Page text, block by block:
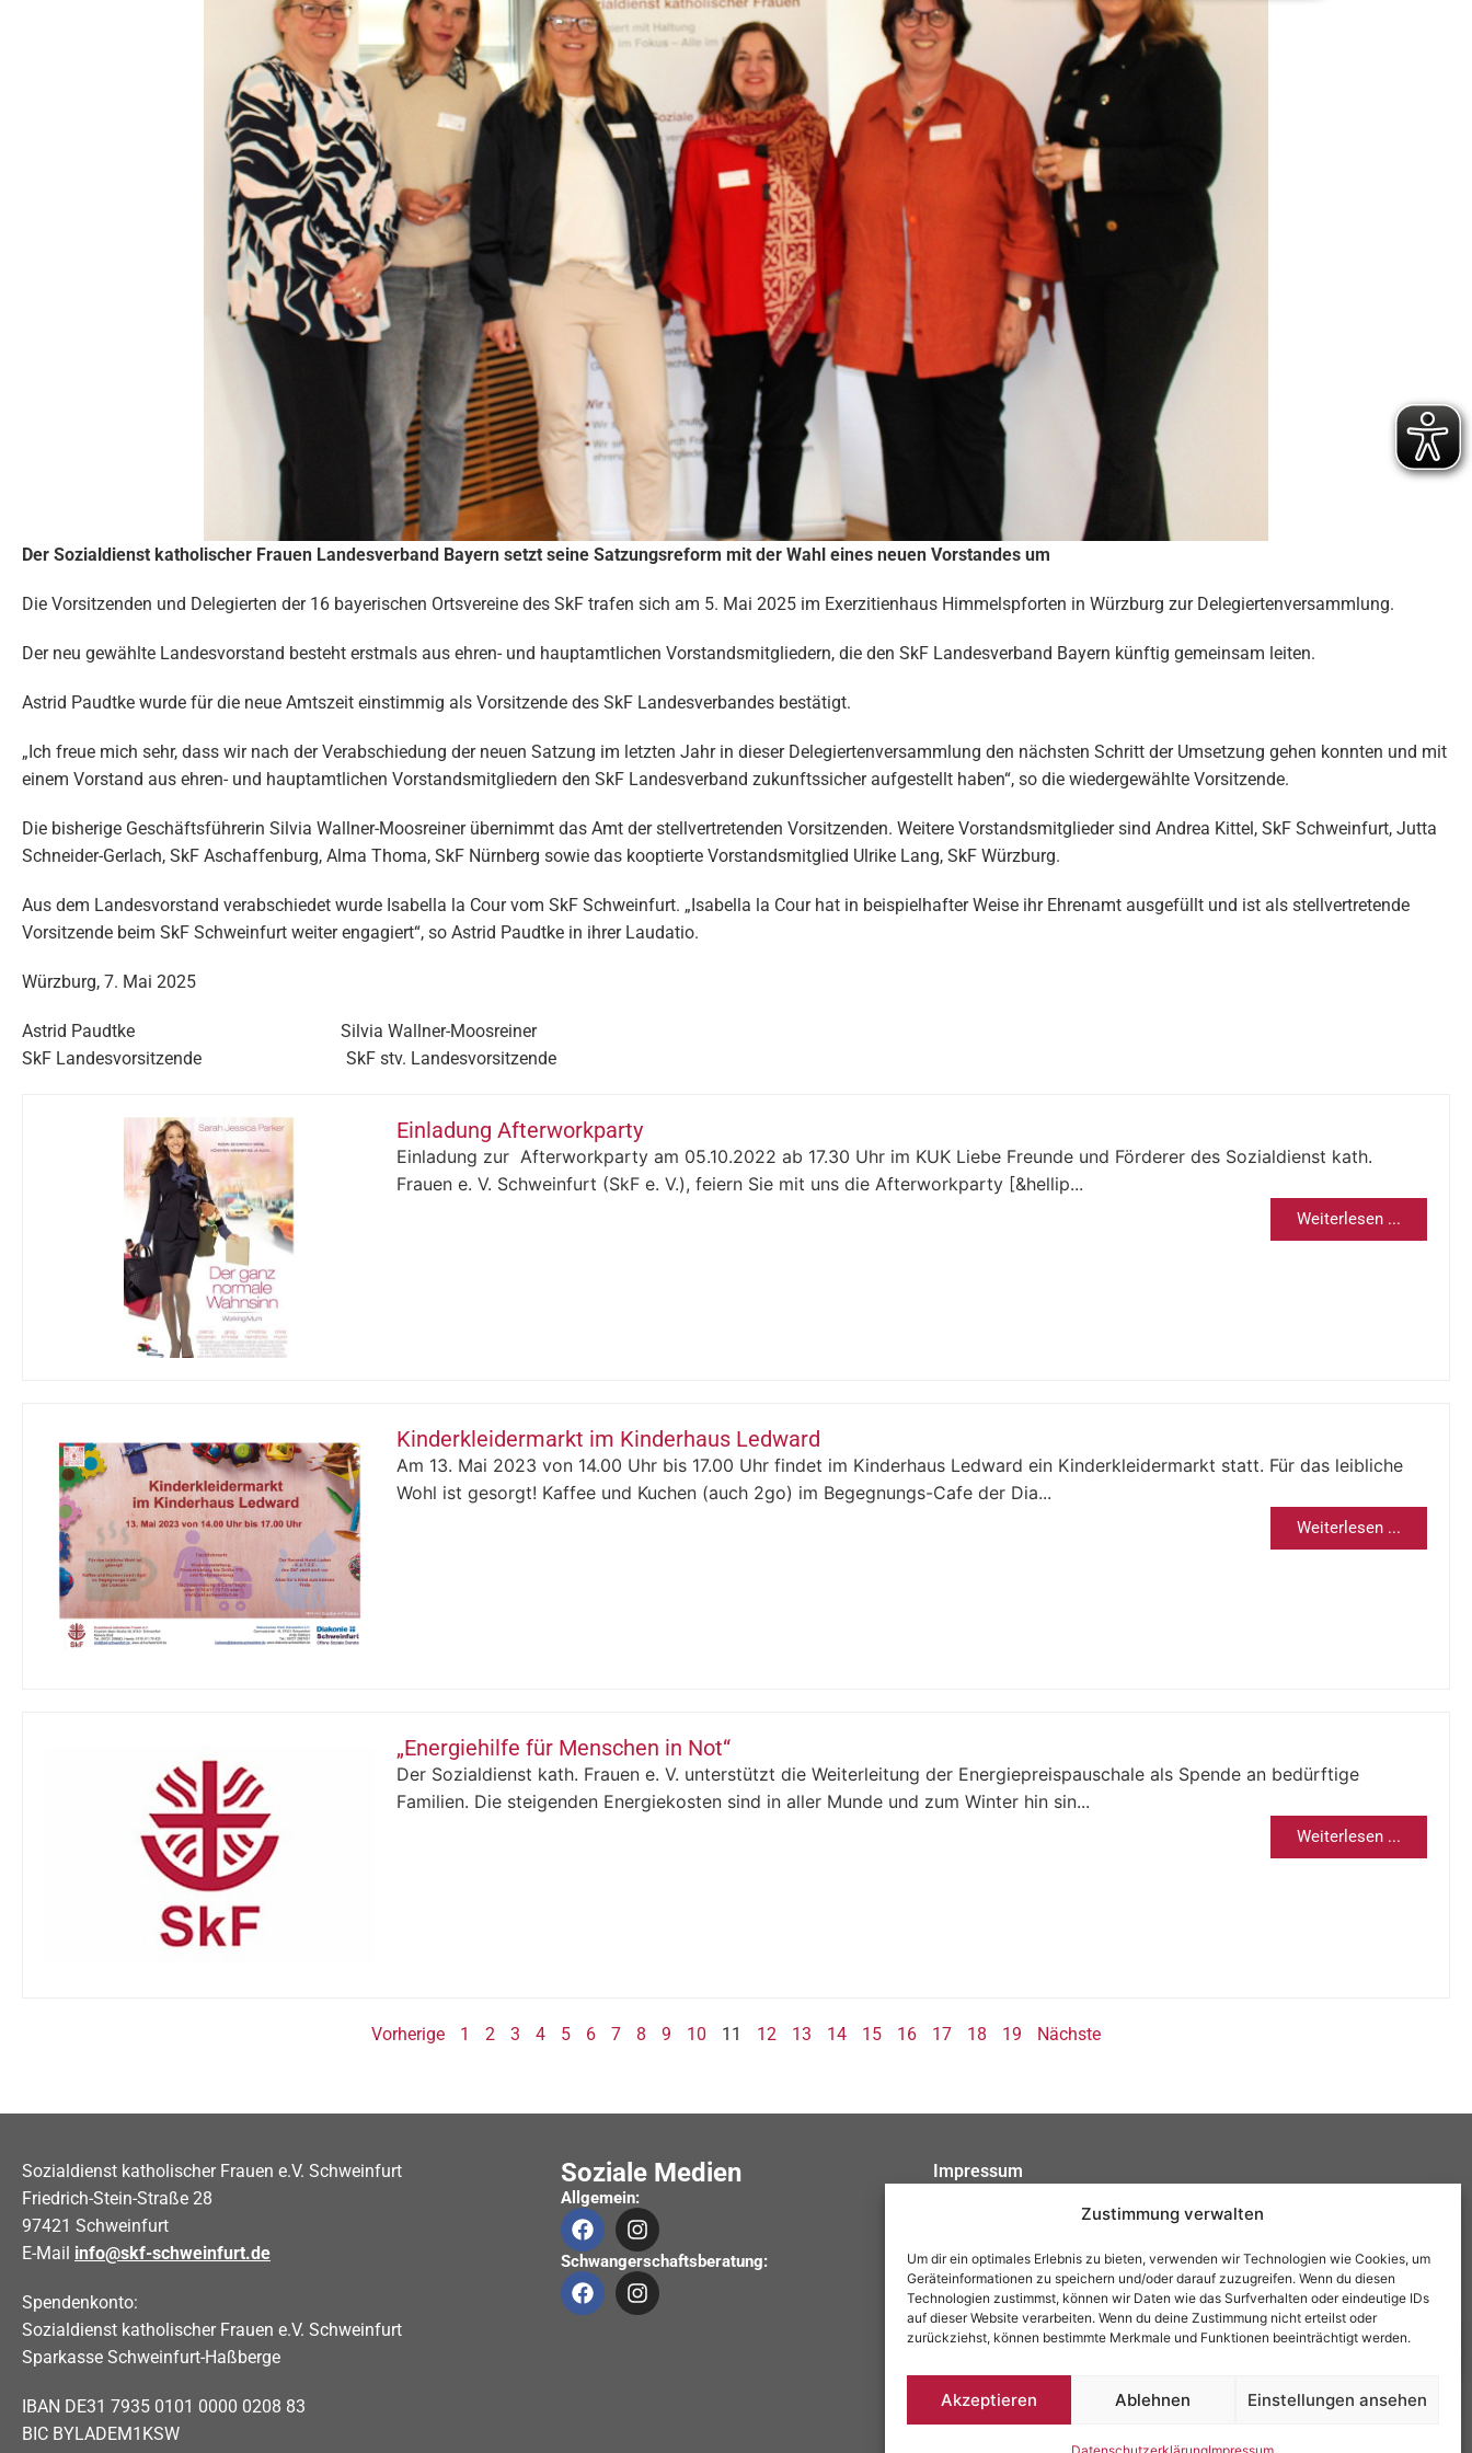
Zustimmung verwalten
Um dir ein optimales Erlebnis zu bieten, verwenden wir Technologien wie Cookies, um
Geräteinformationen zu speichern und/oder darauf zuzugreifen. Wenn du diesen
Technologien zustimmst, können wir Daten wie das Surfverhalten oder eindeutige IDs
auf dieser Website verarbeiten. Wenn du deine Zustimmung nicht erteilst oder
zurückziehst, können bestimmte Merkmale und Funktionen beeinträchtigt werden.
Akzeptieren Ablehnen Einstellungen ansehen
Der Sozialdienst katholischer Frauen Landesverband Bayern setzt seine Satzungsreform mit der Wahl eines neuen Vorstandes um
Die Vorsitzenden und Delegierten der 16 bayerischen Ortsvereine des SkF trafen sich am 5. Mai 2025 im Exerzitienhaus Himmelspforten in Würzburg zur Delegiertenversammlung.
Der neu gewählte Landesvorstand besteht erstmals aus ehren- und hauptamtlichen Vorstandsmitgliedern, die den SkF Landesverband Bayern künftig gemeinsam leiten.
Astrid Paudtke wurde für die neue Amtszeit einstimmig als Vorsitzende des SkF Landesverbandes bestätigt.
„Ich freue mich sehr, dass wir nach der Verabschiedung der neuen Satzung im letzten Jahr in dieser Delegiertenversammlung den nächsten Schritt der Umsetzung gehen konnten und mit
einem Vorstand aus ehren- und hauptamtlichen Vorstandsmitgliedern den SkF Landesverband zukunftssicher aufgestellt haben“, so die wiedergewählte Vorsitzende.
Die bisherige Geschäftsführerin Silvia Wallner-Moosreiner übernimmt das Amt der stellvertretenden Vorsitzenden. Weitere Vorstandsmitglieder sind Andrea Kittel, SkF Schweinfurt, Jutta
Schneider-Gerlach, SkF Aschaffenburg, Alma Thoma, SkF Nürnberg sowie das kooptierte Vorstandsmitglied Ulrike Lang, SkF Würzburg.
Aus dem Landesvorstand verabschiedet wurde Isabella la Cour vom SkF Schweinfurt. „Isabella la Cour hat in beispielhafter Weise ihr Ehrenamt ausgefüllt und ist als stellvertretende
Vorsitzende beim SkF Schweinfurt weiter engagiert“, so Astrid Paudtke in ihrer Laudatio.
Würzburg, 7. Mai 2025
Astrid Paudtke Silvia Wallner-Moosreiner
SkF Landesvorsitzende SkF stv. Landesvorsitzende
Einladung Afterworkparty
Einladung zur Afterworkparty am 05.10.2022 ab 17.30 Uhr im KUK Liebe Freunde und Förderer des Sozialdienst kath.
Frauen e. V. Schweinfurt (SkF e. V.), feiern Sie mit uns die Afterworkparty [&hellip...
Weiterlesen ...
Kinderkleidermarkt im Kinderhaus Ledward
Am 13. Mai 2023 von 14.00 Uhr bis 17.00 Uhr findet im Kinderhaus Ledward ein Kinderkleidermarkt statt. Für das leibliche
Wohl ist gesorgt! Kaffee und Kuchen (auch 2go) im Begegnungs-Cafe der Dia...
Weiterlesen ...
„Energiehilfe für Menschen in Not“
Der Sozialdienst kath. Frauen e. V. unterstützt die Weiterleitung der Energiepreispauschale als Spende an bedürftige
Familien. Die steigenden Energiekosten sind in aller Munde und zum Winter hin sin...
Weiterlesen ...
Vorherige 1 2 3 4 5 6 7 8 9 10 11 12 13 14 15 16 17 18 19 Nächste
Sozialdienst katholischer Frauen e.V. Schweinfurt
Friedrich-Stein-Straße 28
97421 Schweinfurt
E-Mail info@skf-schweinfurt.de
Spendenkonto:
Sozialdienst katholischer Frauen e.V. Schweinfurt
Sparkasse Schweinfurt-Haßberge
IBAN DE31 7935 0101 0000 0208 83
BIC BYLADEM1KSW
Soziale Medien
Allgemein:
Schwangerschaftsberatung:
Impressum
Datenschutzerklärung